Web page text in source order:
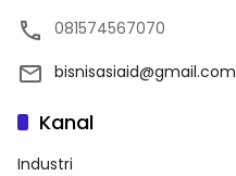
081574567070
bisnisasiaid@gmail.com
Kanal
Industri